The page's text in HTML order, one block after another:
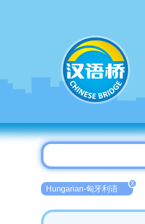
Hungarian-匈牙利语
X